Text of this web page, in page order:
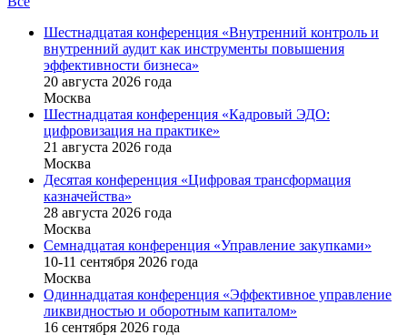
Шестнадцатая конференция «Внутренний контроль и
внутренний аудит как инструменты повышения
эффективности бизнеса»
20 августа 2026 года
Москва
Шестнадцатая конференция «Кадровый ЭДО:
цифровизация на практике»
21 августа 2026 года
Москва
Десятая конференция «Цифровая трансформация
казначейства»
28 августа 2026 года
Москва
Семнадцатая конференция «Управление закупками»
10-11 сентября 2026 года
Москва
Одиннадцатая конференция «Эффективное управление
ликвидностью и оборотным капиталом»
16 cентября 2026 года